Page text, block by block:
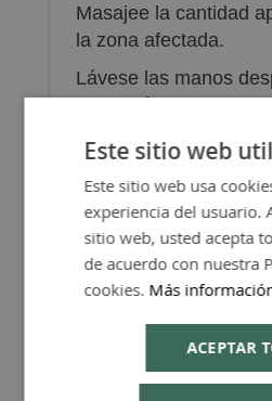
Masajee la cantidad
la zona afectada.
Lávese las manos
aplicación.
Instrucciones de uso
Las instrucciones de
del tipo de aplicador
cánula o con el
pulverizador es mejor
áreas y la cánula para
Pulverización con
mejor para grandes
Este sitio web
Este sitio web usa
experiencia del usuario.
sitio web, usted acepta
de acuerdo con nuestra
cookies. Más
ACEPTAR